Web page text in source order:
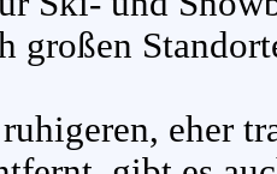
großen
eher